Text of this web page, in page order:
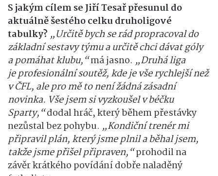
S jakým cílem se Jiří Tesař přesunul do
aktuálně šestého celku druholigové
tabulky? „Určitě bych se rád propracoval do
základní sestavy týmu a určitě chci dávat góly
a pomáhat klubu,“má jasno. „Druhá liga
je profesionální soutěž, kde je vše rychlejší než
v ČFL, ale pro mě to není žádná zásadní
novinka. Vše jsem si vyzkoušel v béčku
Sparty,“dodal hráč, který během přestávky
nezůstal bez pohybu. „Kondiční trenér mi
připravil plán, který jsme plnil a běhal jsem,
takže jsme přišel připraven,“prohodil na
závěr krátkého povídání dobře naladěný